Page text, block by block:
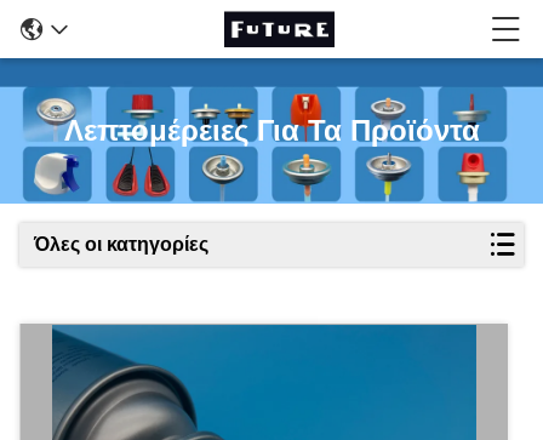
Λεπτομέρειες Για Τα Προϊόντα
Όλες οι κατηγορίες